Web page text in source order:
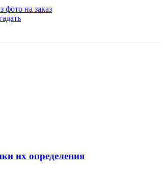
на заказ
их определения